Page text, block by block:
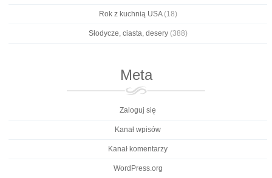
Rok z kuchnią USA(18)
Słodycze, ciasta, desery(388)
Meta
Zaloguj się
Kanał wpisów
Kanał komentarzy
WordPress.org